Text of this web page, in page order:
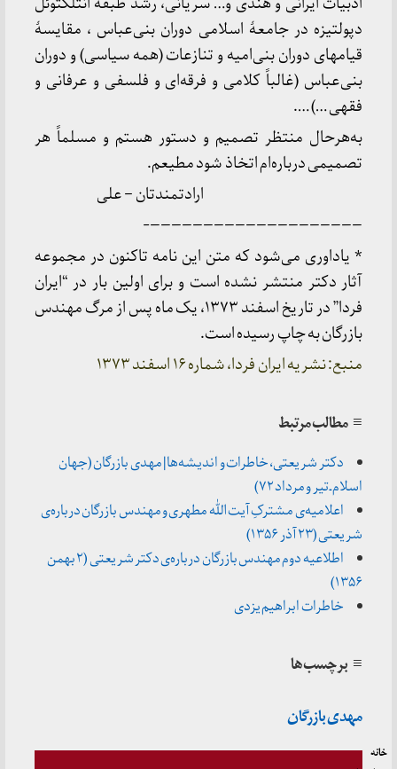
دپولتیزه در جامعۀ اسلامی دوران بنی‌عباس ، مقایسۀ
قیامهای دوران بنی‌امیه و تنازعات (همه سیاسی) و دوران
بنی‌عباس (غالباً کلامی و فرقه‌ای و فلسفی و عرفانی و
فقهی …) ….
به‌هرحال منتظر تصمیم و دستور هستم و مسلماً هر
تصمیمی درباره‌ام اتخاذ شود مطیعم.
ارادتمندتان – علی
————————————————————-
* یاداوری می‌شود که متن این نامه تاکنون در مجموعه
آثار دکتر منتشر نشده است و برای اولین بار در “ایران
فردا” در تاریخ اسفند ۱۳۷۳، یک ماه پس از مرگ مهندس
بازرگان به چاپ رسیده است.
منبع: نشریه ایران فردا، شماره ۱۶ اسفند ۱۳۷۳
≡ مطالب مرتبط
دکتر شریعتی، خاطرات و اندیشه‌ها | مهدی بازرگان (جهان
اسلام ـ تیر و مرداد ۷۲)
اعلامیه‌ی مشترکِ آیت الله مطهری و مهندس بازرگان درباره‌ی
شریعتی (۲۳ آذر ۱۳۵۶)
اطلاعیه دوم مهندس بازرگان درباره‌ی دکتر شریعتی (۲ بهمن
۱۳۵۶)
خاطرات ابراهیم یزدی
≡ برچسب‌ها
مهدی بازرگان
خانه